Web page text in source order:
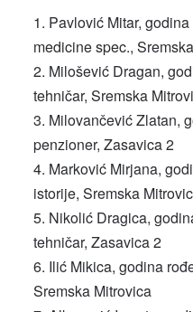
Pavlović Mitar,
medicine spec.,
Milošević Dragan,
tehničar, Sremska
Milovančević Zlatan,
penzioner, Zasavica 2
Marković Mirjana,
istorije, Sremska
Nikolić Dragica,
tehničar, Zasavica 2
Ilić Mikica, godina
Sremska Mitrovica